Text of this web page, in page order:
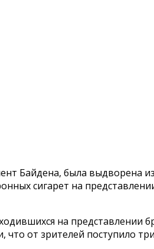
Байдена, была выдворена из
сигарет на
на представлении
от зрителей поступило